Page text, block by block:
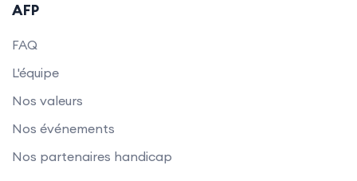
AFP
FAQ
L'équipe
Nos valeurs
Nos événements
Nos partenaires handicap